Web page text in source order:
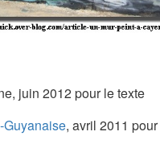
, juin 2012 pour le texte
, avril 2011